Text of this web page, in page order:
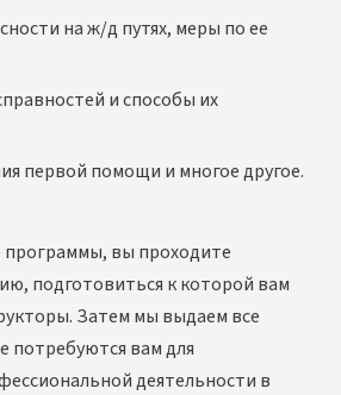
на ж/д путях, меры по ее
и способы их
первой помощи и многое другое.
вы проходите
подготовиться к которой вам
Затем мы выдаем все
потребуются вам для
деятельности в